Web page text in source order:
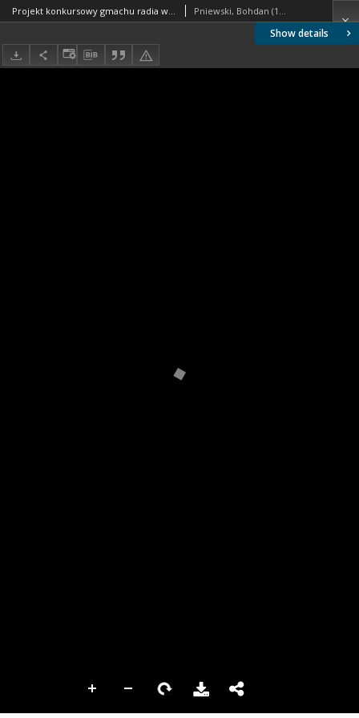
Show details
Projekt konkursowy gmachu radia w Warszawie : praca nr 4. Zdj. 1, Makieta Pniewski, Bohdan (1897-1965). Autor